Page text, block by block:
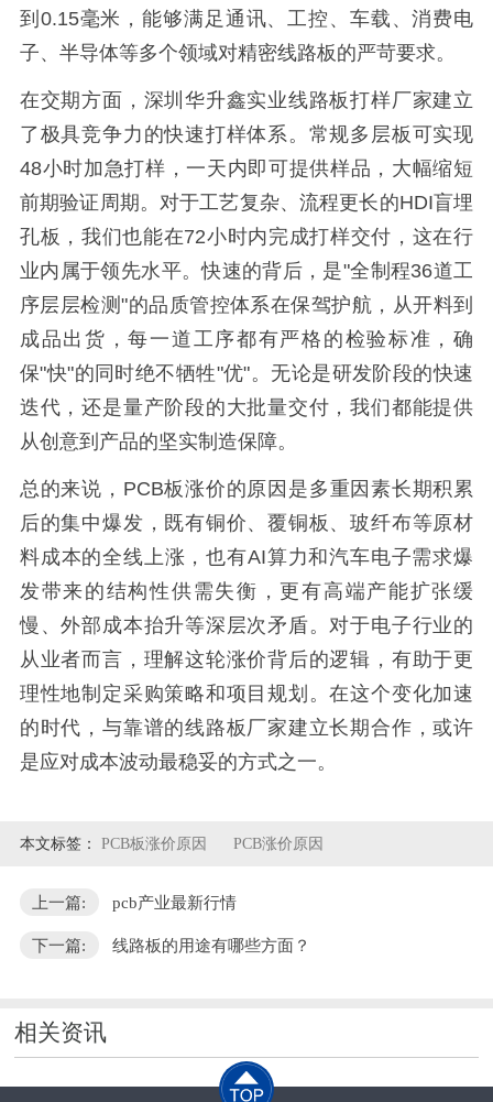
到0.15毫米，能够满足通讯、工控、车载、消费电
子、半导体等多个领域对精密线路板的严苛要求。
在交期方面，深圳华升鑫实业线路板打样厂家建立
了极具竞争力的快速打样体系。常规多层板可实现
48小时加急打样，一天内即可提供样品，大幅缩短
前期验证周期。对于工艺复杂、流程更长的HDI盲埋
孔板，我们也能在72小时内完成打样交付，这在行
业内属于领先水平。快速的背后，是"全制程36道工
序层层检测"的品质管控体系在保驾护航，从开料到
成品出货，每一道工序都有严格的检验标准，确
保"快"的同时绝不牺牲"优"。无论是研发阶段的快速
迭代，还是量产阶段的大批量交付，我们都能提供
从创意到产品的坚实制造保障。
总的来说，PCB板涨价的原因是多重因素长期积累
后的集中爆发，既有铜价、覆铜板、玻纤布等原材
料成本的全线上涨，也有AI算力和汽车电子需求爆
发带来的结构性供需失衡，更有高端产能扩张缓
慢、外部成本抬升等深层次矛盾。对于电子行业的
从业者而言，理解这轮涨价背后的逻辑，有助于更
理性地制定采购策略和项目规划。在这个变化加速
的时代，与靠谱的线路板厂家建立长期合作，或许
是应对成本波动最稳妥的方式之一。
本文标签： PCB板涨价原因 PCB涨价原因
上一篇: pcb产业最新行情
下一篇: 线路板的用途有哪些方面？
相关资讯